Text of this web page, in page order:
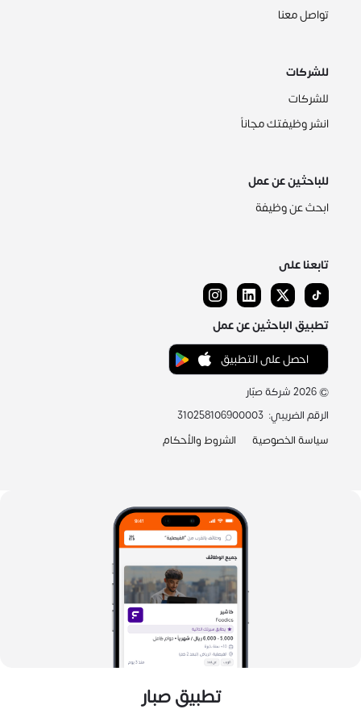
تواصل معنا
للشركات
للشركات
انشر وظيفتك مجاناً
للباحثين عن عمل
ابحث عن وظيفة
تابعنا على
تطبيق الباحثين عن عمل
احصل على التطبيق
©
2026شركة صبّار
الرقم الضريبي:
310258106900003
سياسة الخصوصية
الشروط والأحكام
تطبيق صبار